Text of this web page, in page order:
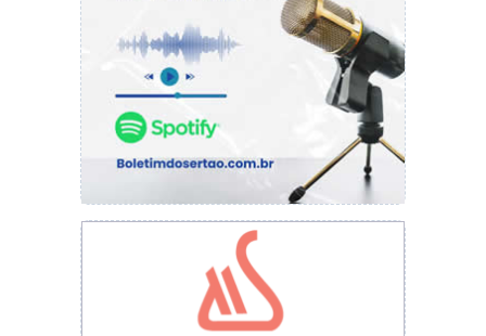
O Pe. Walmir Lima convocou a militância para
continuar o trabalho, pois o resultado está
sendo outro depois da convenção, e acredita
que o jogo está virando. “Gil eu acredito na sua
vitória e depois de ver esse povo todo aqui,
isso me dar mais animo e vontade de trabalhar
ainda mais pela sua reeleição”, falou ele.